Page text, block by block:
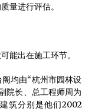
量进行评估。
能出在施工环节。
均由“杭州市园林设
院长、总工程师周为
筑分别是他们2002